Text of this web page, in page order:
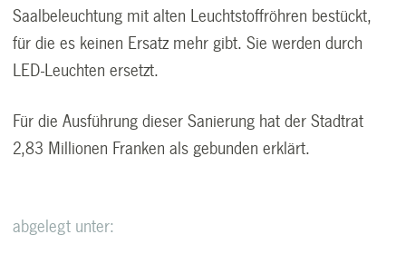
Saalbeleuchtung mit alten Leuchtstoffröhren bestückt,
für die es keinen Ersatz mehr gibt. Sie werden durch
LED-Leuchten ersetzt.
Für die Ausführung dieser Sanierung hat der Stadtrat
2,83 Millionen Franken als gebunden erklärt.
abgelegt unter: